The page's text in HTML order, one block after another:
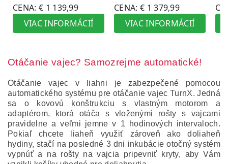
Otáčanie vajec? Samozrejme automatické!
Otáčanie vajec v liahni je zabezpečené pomocou
automatického systému pre otáčanie vajec TurnX. Jedná
sa o kovovú konštrukciu s vlastným motorom a
adaptérom, ktorá otáča s vloženými rošty s vajcami
pravidelne a veľmi jemne v 1 hodinových intervaloch.
Pokiaľ chcete liaheň využiť zároveň ako doliaheň
hydiny, stačí na posledné 3 dni inkubácie otočný systém
vypnúť a na rošty na vajcia pripevniť kryty, aby Vám